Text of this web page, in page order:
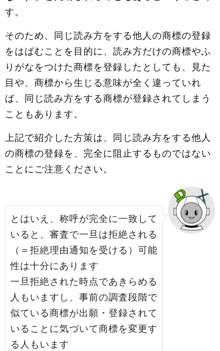
す。
そのため、同じ読み方をする他人の商標の登録
をはばむことを目的に、読み方だけの商標やふ
りがなをつけた商標を登録したとしても、見た
目や、商標から生じる意味が全く違っていれ
ば、同じ読み方をする商標が登録されてしまう
こともあります。
上記で紹介した方策は、同じ読み方をする他人
の商標の登録を、完全に阻止するものではない
ことにご注意ください。
とはいえ、称呼が完全に一致して
いると、審査で一旦は拒絶される
（＝拒絶理由通知を受ける）可能
性は十分にあります
一旦拒絶された時点であきらめる
人もいますし、事前の調査段階で
似ている商標が出願・登録されて
いることに気づいて商標を変更す
る人もいます